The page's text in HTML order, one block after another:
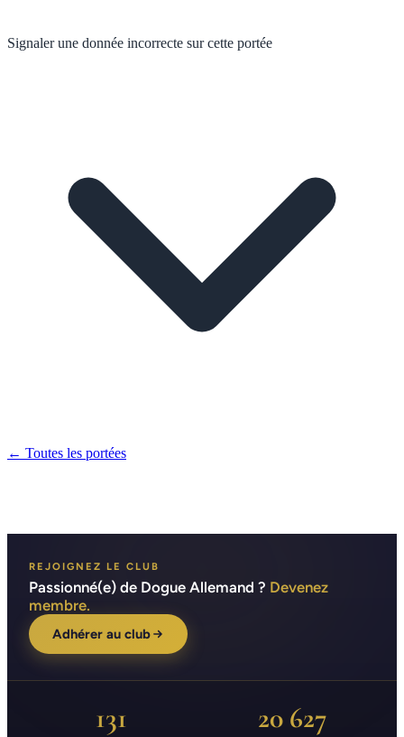
Signaler une donnée incorrecte sur cette portée
← Toutes les portées
REJOIGNEZ LE CLUB
Passionné(e) de Dogue Allemand ? Devenez
membre.
Adhérer au club
131 20 627